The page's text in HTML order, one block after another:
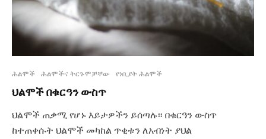
ሕልሞች ሕልሞችና ትርጉሞቻቸው የነቢያት ሕልሞች
ህልሞች በቁርዓን ውስጥ
ህልሞች ጠቃሚ የሆኑ እይታዎችን ይሰጣሉ፡፡ በቁርዓን ውስጥ
ከተጠቀሱት ህልሞች መካከል ጥቂቱን ለአብነት ያህል